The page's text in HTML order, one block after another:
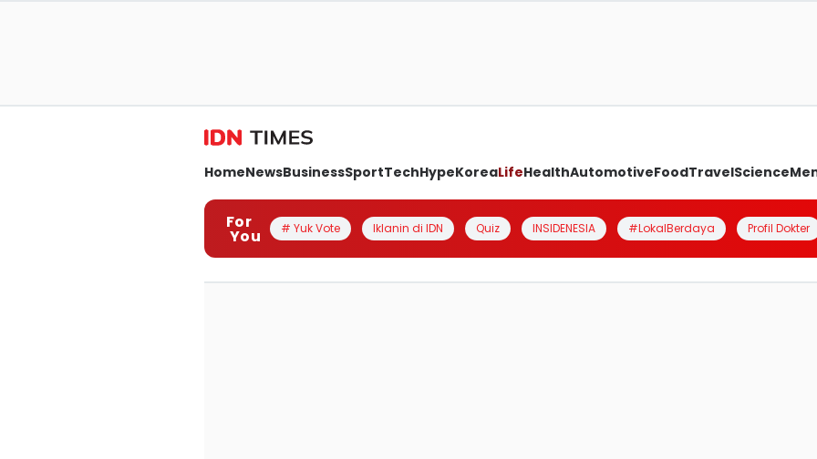
HomeNewsBusinessSportTechHypeKoreaLifeHealthAutomotiveFoodTravelScience
For
You # Yuk Vote Iklanin di IDN Quiz INSIDENESIA #LokalBerdaya Profil Dokter